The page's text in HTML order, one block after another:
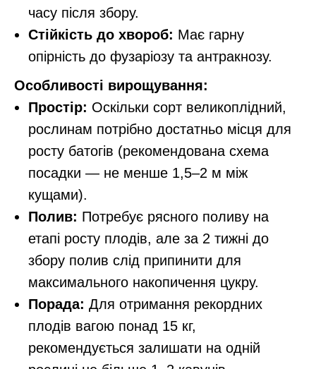
часу після збору.
Стійкість до хвороб: Має гарну
опірність до фузаріозу та антракнозу.
Особливості вирощування:
Простір: Оскільки сорт великоплідний,
рослинам потрібно достатньо місця для
росту батогів (рекомендована схема
посадки — не менше 1,5–2 м між
кущами).
Полив: Потребує рясного поливу на
етапі росту плодів, але за 2 тижні до
збору полив слід припинити для
максимального накопичення цукру.
Порада: Для отримання рекордних
плодів вагою понад 15 кг,
рекомендується залишати на одній